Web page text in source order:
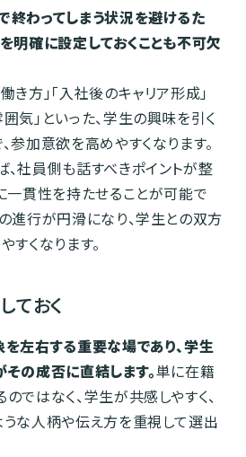
わってしまう状況を避けるた
明確に設定しておくことも不可欠
き方」「入社後のキャリア形成」
気」といった、学生の興味を引く
参加意欲を高めやすくなります。
社員側も話すべきポイントが整
一貫性を持たせることが可能で
進行が円滑になり、学生との双方
すくなります。
ておく
左右する重要な場であり、学生
の成否に直結します。単に在籍
ではなく、学生が共感しやすく、
な人柄や伝え方を重視して選出